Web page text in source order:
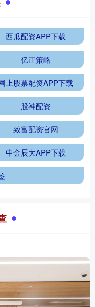
西瓜配资APP下载
亿正策略
上股票配资APP下载
股神配资
致富配资官网
中金辰大APP下载